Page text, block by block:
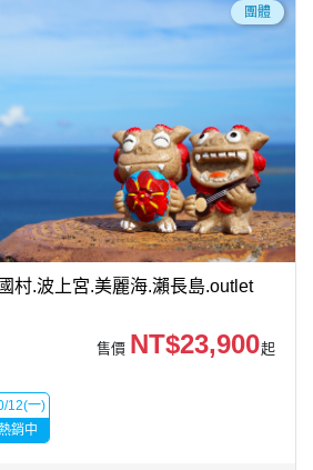
團體
村.波上宮.美麗海.瀨長島.outlet
售價 NT$23,900起
12(一)
銷中